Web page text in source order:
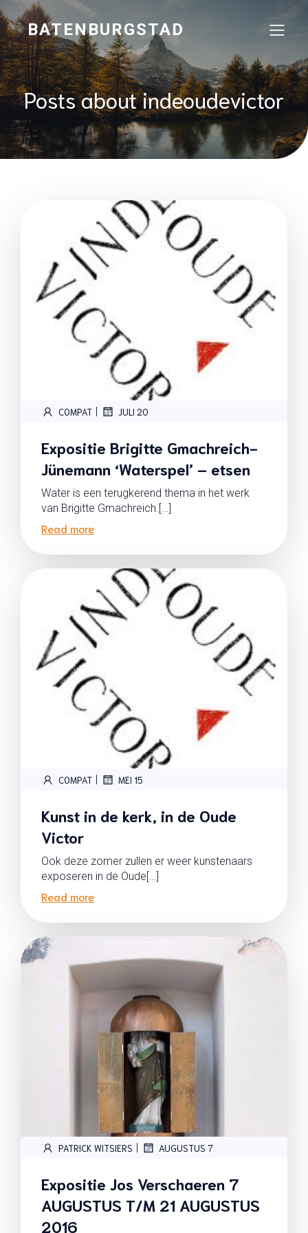
BATENBURGSTAD
Posts about indeoudevictor
COMPAT | JULI 20
Expositie Brigitte Gmachreich-
Jünemann ‘Waterspel’ – etsen
Water is een terugkerend thema in het werk
van Brigitte Gmachreich.[…]
Read more
COMPAT | MEI 15
Kunst in de kerk, in de Oude
Victor
Ook deze zomer zullen er weer kunstenaars
exposeren in de Oude[…]
Read more
PATRICK WITSIERS | AUGUSTUS 7
Expositie Jos Verschaeren 7
AUGUSTUS T/M 21 AUGUSTUS
2016